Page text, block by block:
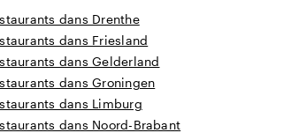
dans Drenthe
dans Friesland
dans Gelderland
dans Groningen
dans Limburg
dans Noord-Brabant